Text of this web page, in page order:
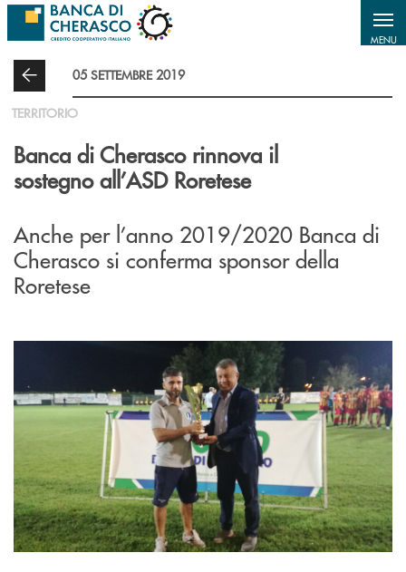
Salta al contenuto principale
MENU
05 SETTEMBRE 2019
TERRITORIO
Banca di Cherasco rinnova il
sostegno all’ASD Roretese
Anche per l’anno 2019/2020 Banca di
Cherasco si conferma sponsor della
Roretese